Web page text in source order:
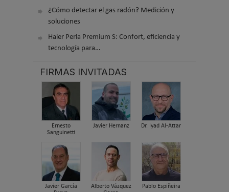
¿Cómo detectar el gas radón? Medición y
soluciones
Haier Perla Premium S: Confort, eficiencia y
tecnología para…
FIRMAS INVITADAS
Ernesto
Sanguinetti
Javier Hernanz Dr. Iyad Al-Attar
Javier García
Alberto Vázquez
Pablo Espiñeira